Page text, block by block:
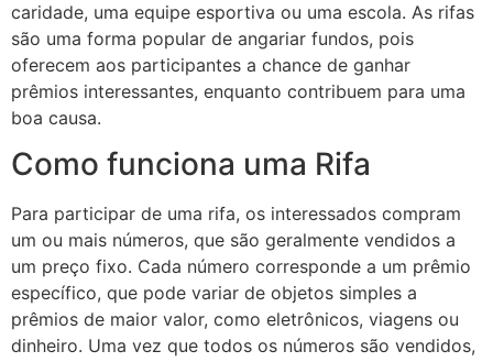
caridade, uma equipe esportiva ou uma escola. As rifas
são uma forma popular de angariar fundos, pois
oferecem aos participantes a chance de ganhar
prêmios interessantes, enquanto contribuem para uma
boa causa.
Como funciona uma Rifa
Para participar de uma rifa, os interessados compram
um ou mais números, que são geralmente vendidos a
um preço fixo. Cada número corresponde a um prêmio
específico, que pode variar de objetos simples a
prêmios de maior valor, como eletrônicos, viagens ou
dinheiro. Uma vez que todos os números são vendidos,